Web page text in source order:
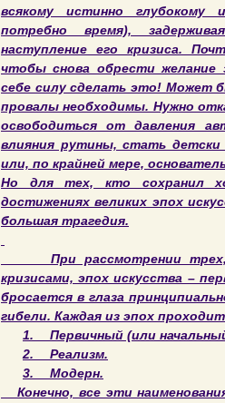
всякому истинно глубокому
потребно время),
наступление его кризиса.
чтобы снова обрести желание
себе силу сделать это! Может
провалы необходимы. Нужно
освободиться от давления
влияния рутины, стать
или, по крайней мере,
Но для тех, кто сохранил
достижениях великих эпох
большая трагедия.
При рассмотрении трех,
кризисами, эпох искусства –
бросается в глаза
гибели. Каждая из эпох
1.
Первичный (или
2.
Реализм.
3.
Модерн.
Конечно, все эти